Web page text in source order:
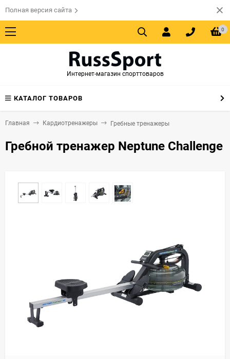
Полная версия сайта
0
Интернет-магазин спорттоваров
КАТАЛОГ ТОВАРОВ
Главная Кардиотренажеры Гребные тренажеры
Гребной тренажер Neptune Challenge